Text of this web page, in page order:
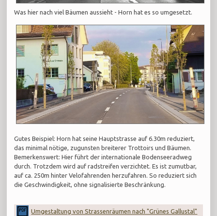
Was hier nach viel Bäumen aussieht - Horn hat es so umgesetzt.
Gutes Beispiel: Horn hat seine Hauptstrasse auf 6.30m reduziert,
das minimal nötige, zugunsten breiterer Trottoirs und Bäumen.
Bemerkenswert: Hier führt der internationale Bodenseeradweg
durch. Trotzdem wird auf radstreifen verzichtet. Es ist zumutbar,
auf ca. 250m hinter Velofahrenden herzufahren. So reduziert sich
die Geschwindigkeit, ohne signalisierte Beschränkung.
Umgestaltung von Strassenräumen nach "Grünes Gallustal"